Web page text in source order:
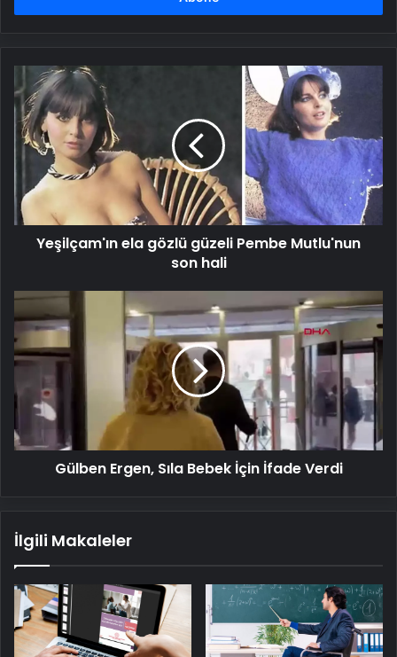
Yeşilçam'ın
ela
gözlü
güzeli
Pembe
Mutlu'nun
son
hali
Yeşilçam'ın ela gözlü güzeli Pembe Mutlu'nun
son hali
Gülben
Ergen,
Sıla
Bebek
İfade
Verdi
Gülben Ergen, Sıla Bebek İçin İfade Verdi
İlgili Makaleler